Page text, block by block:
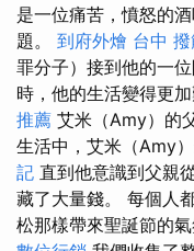
是一位痛苦，憤怒的
題。 到府外燴 台中
罪分子）接到他的一
時，他的生活變得更加
推薦 艾米（Amy）的
生活中，艾米（Amy
記 直到他意識到父親
藏了大量錢。 每個人
松那樣帶來聖誕節的氣